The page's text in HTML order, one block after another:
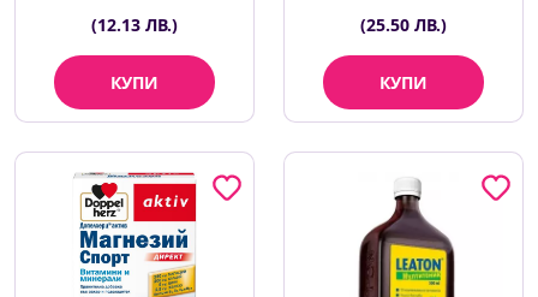
(12.13 ЛВ.)
КУПИ
(25.50 ЛВ.)
КУПИ